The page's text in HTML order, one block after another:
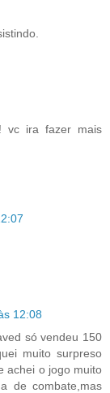
vc ira fazer mais
12:08
só vendeu 150
muito surpreso
achei o jogo muito
de combate,mas